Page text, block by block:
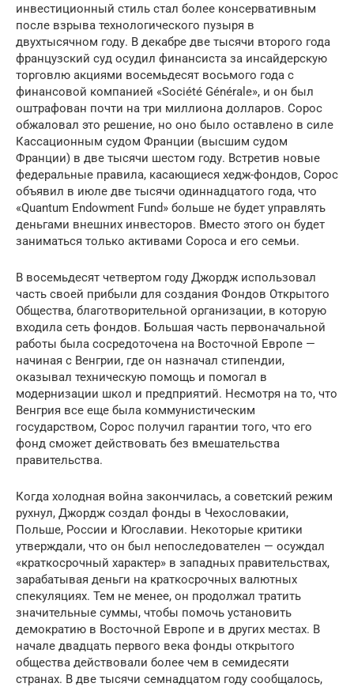
инвестиционный стиль стал более консервативным
после взрыва технологического пузыря в
двухтысячном году. В декабре две тысячи второго года
французский суд осудил финансиста за инсайдерскую
торговлю акциями восемьдесят восьмого года с
финансовой компанией «Société Générale», и он был
оштрафован почти на три миллиона долларов. Сорос
обжаловал это решение, но оно было оставлено в силе
Кассационным судом Франции (высшим судом
Франции) в две тысячи шестом году. Встретив новые
федеральные правила, касающиеся хедж-фондов, Сорос
объявил в июле две тысячи одиннадцатого года, что
«Quantum Endowment Fund» больше не будет управлять
деньгами внешних инвесторов. Вместо этого он будет
заниматься только активами Сороса и его семьи.
В восемьдесят четвертом году Джордж использовал
часть своей прибыли для создания Фондов Открытого
Общества, благотворительной организации, в которую
входила сеть фондов. Большая часть первоначальной
работы была сосредоточена на Восточной Европе —
начиная с Венгрии, где он назначал стипендии,
оказывал техническую помощь и помогал в
модернизации школ и предприятий. Несмотря на то, что
Венгрия все еще была коммунистическим
государством, Сорос получил гарантии того, что его
фонд сможет действовать без вмешательства
правительства.
Когда холодная война закончилась, а советский режим
рухнул, Джордж создал фонды в Чехословакии,
Польше, России и Югославии. Некоторые критики
утверждали, что он был непоследователен — осуждал
«краткосрочный характер» в западных правительствах,
зарабатывая деньги на краткосрочных валютных
спекуляциях. Тем не менее, он продолжал тратить
значительные суммы, чтобы помочь установить
демократию в Восточной Европе и в других местах. В
начале двадцать первого века фонды открытого
общества действовали более чем в семидесяти
странах. В две тысячи семнадцатом году сообщалось,